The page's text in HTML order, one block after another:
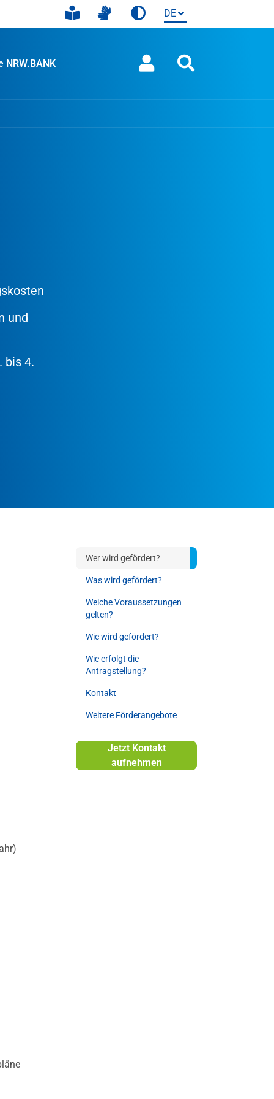
NRW.BANK
und
bis 4.
Jetzt Kontakt
aufnehmen
Wer wird gefördert?
Was wird gefördert?
Welche Voraussetzungen
gelten?
Wie wird gefördert?
Wie erfolgt die
Antragstellung?
Kontakt
Weitere Förderangebote